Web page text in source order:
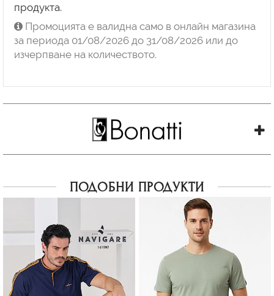
продукта.
Промоцията е валидна само в онлайн магазина
за периода 01/08/2026 до 31/08/2026 или до
изчерпване на количеството.
ПОДОБНИ ПРОДУКТИ